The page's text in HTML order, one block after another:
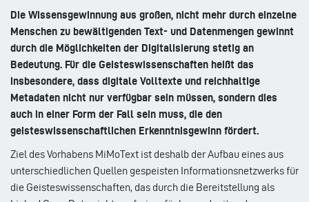
Die Wissensgewinnung aus großen, nicht mehr durch einzelne
Menschen zu bewältigenden Text- und Datenmengen gewinnt
durch die Möglichkeiten der Digitalisierung stetig an
Bedeutung. Für die Geisteswissenschaften heißt das
insbesondere, dass digitale Volltexte und reichhaltige
Metadaten nicht nur verfügbar sein müssen, sondern dies
auch in einer Form der Fall sein muss, die den
geisteswissenschaftlichen Erkenntnisgewinn fördert.
Ziel des Vorhabens MiMoText ist deshalb der Aufbau eines aus
unterschiedlichen Quellen gespeisten Informationsnetzwerks für
die Geisteswissenschaften, das durch die Bereitstellung als